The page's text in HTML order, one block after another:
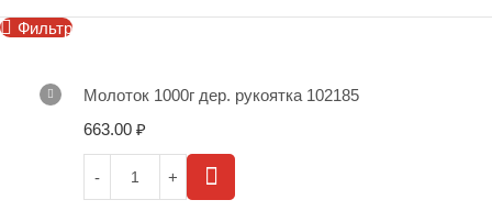
Фильтр
Молоток 1000г дер. рукоятка 102185
663.00 ₽